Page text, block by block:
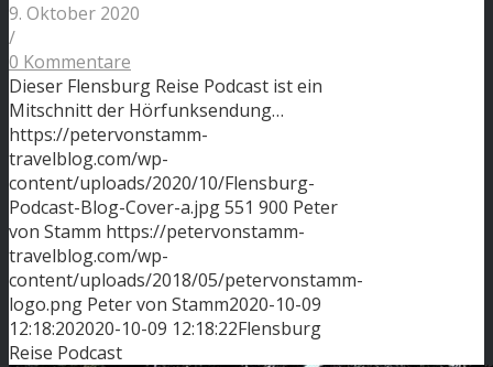
9. Oktober 2020
/
0 Kommentare
Dieser Flensburg Reise Podcast ist ein
Mitschnitt der Hörfunksendung…
https://petervonstamm-
travelblog.com/wp-
content/uploads/2020/10/Flensburg-
Podcast-Blog-Cover-a.jpg551 900 Peter
von Stamm https://petervonstamm-
travelblog.com/wp-
content/uploads/2018/05/petervonstamm-
logo.png Peter von Stamm2020-10-09
12:18:202020-10-09 12:18:22Flensburg
Reise Podcast